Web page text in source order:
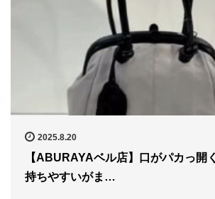
2025.8.20
【ABURAYAベル店】口がパカっ開
持ちやすいがま…